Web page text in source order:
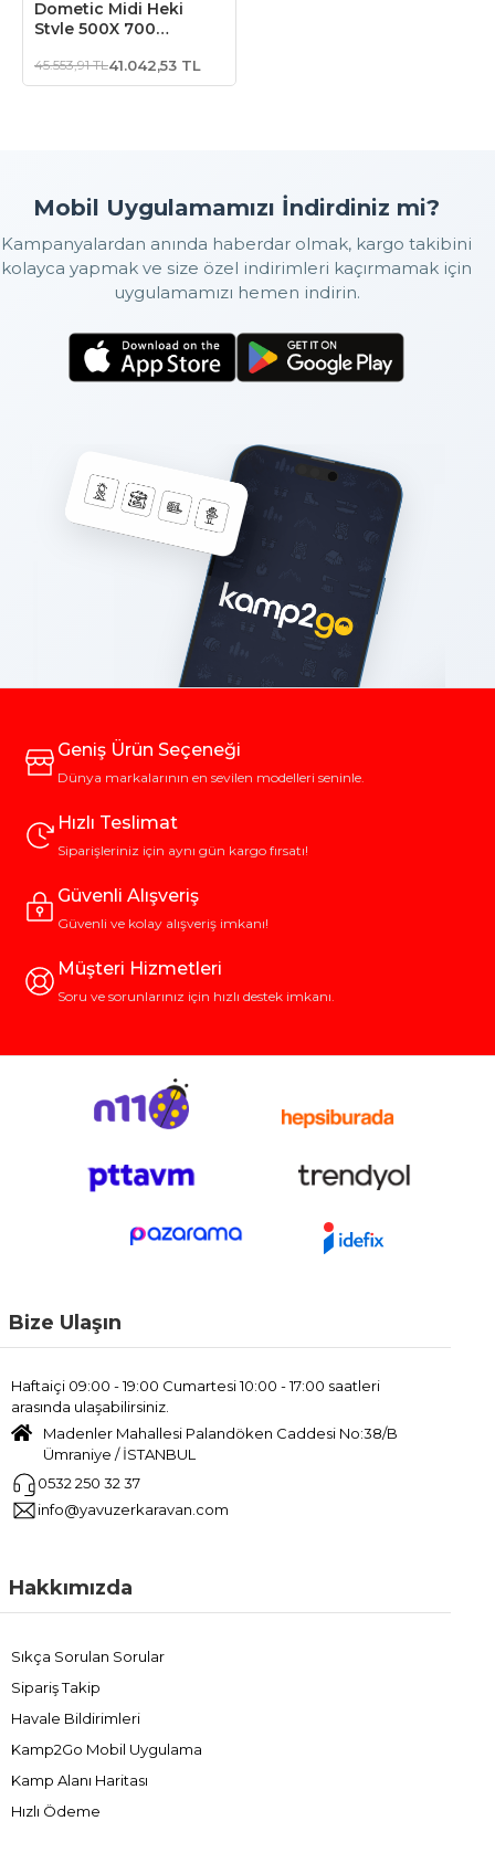
Dometic Midi Heki
Style 500X 700
45.553,91 TL41.042,53 TL
Mobil Uygulamamızı İndirdiniz mi?
Kampanyalardan anında haberdar olmak, kargo takibini
kolayca yapmak ve size özel indirimleri kaçırmamak için
uygulamamızı hemen indirin.
Geniş Ürün Seçeneği
Dünya markalarının en sevilen modelleri seninle.
Hızlı Teslimat
Siparişleriniz için aynı gün kargo fırsatı!
Güvenli Alışveriş
Güvenli ve kolay alışveriş imkanı!
Müşteri Hizmetleri
Soru ve sorunlarınız için hızlı destek imkanı.
Bize Ulaşın
Haftaiçi 09:00 - 19:00 Cumartesi 10:00 - 17:00 saatleri
arasında ulaşabilirsiniz.
Madenler Mahallesi Palandöken Caddesi No:38/B
Ümraniye / İSTANBUL
0532 250 32 37
info@yavuzerkaravan.com
Hakkımızda
Sıkça Sorulan Sorular
Sipariş Takip
Havale Bildirimleri
Kamp2Go Mobil Uygulama
Kamp Alanı Haritası
Hızlı Ödeme